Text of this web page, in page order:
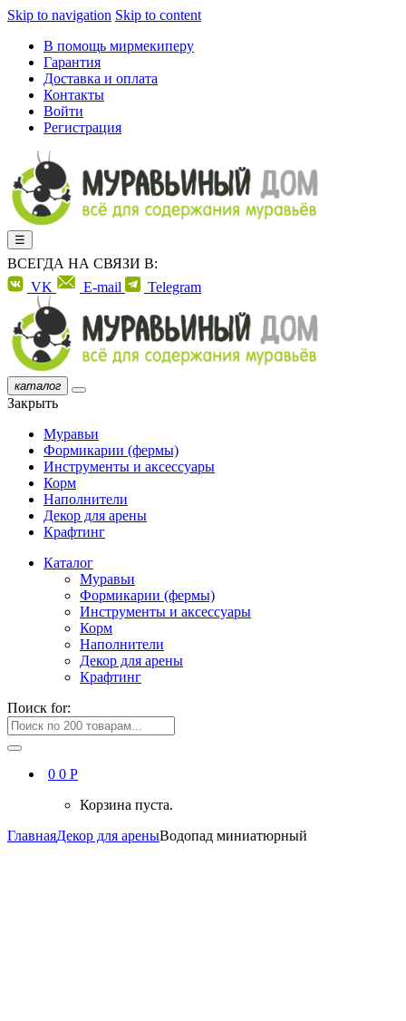
Skip to navigation Skip to content
В помощь мирмекиперу
Гарантия
Доставка и оплата
Контакты
Войти
Регистрация
☰
ВСЕГДА НА СВЯЗИ В:
VK
E-mail Telegram
каталог
Закрыть
Муравьи
Формикарии (фермы)
Инструменты и аксессуары
Корм
Наполнители
Декор для арены
Крафтинг
Каталог
Муравьи
Формикарии (фермы)
Инструменты и аксессуары
Корм
Наполнители
Декор для арены
Крафтинг
Поиск for:
0 0 Р
Корзина пуста.
ГлавнаяДекор для ареныВодопад миниатюрный